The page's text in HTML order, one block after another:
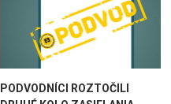
PODVODNÍCI ROZTOČILI